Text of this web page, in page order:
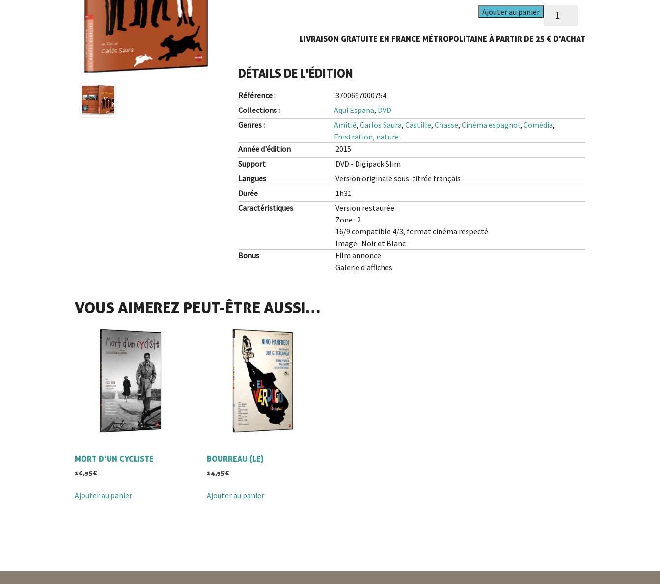
quantité
Chasse
Ajouter au panier
LIVRAISON GRATUITE EN FRANCE MÉTROPOLITAINE À PARTIR DE 25 € D'ACHAT
DÉTAILS DE L'ÉDITION
Référence :
3700697000754
Collections :
Aqui Espana, DVD
Genres :
Amitié, Carlos Saura, Castille, Chasse, Cinéma espagnol, Comédie,
Frustration, nature
Année d'édition
2015
Support
DVD - Digipack Slim
Langues
Version originale sous-titrée français
Durée
1h31
Caractéristiques
Version restaurée
Zone : 2
16/9 compatible 4/3, format cinéma respecté
Image : Noir et Blanc
Bonus
Film annonce
Galerie d'affiches
VOUS AIMEREZ PEUT-ÊTRE AUSSI…
MORT D’UN CYCLISTE
16,95€
Ajouter au panier
BOURREAU (LE)
14,95€
Ajouter au panier